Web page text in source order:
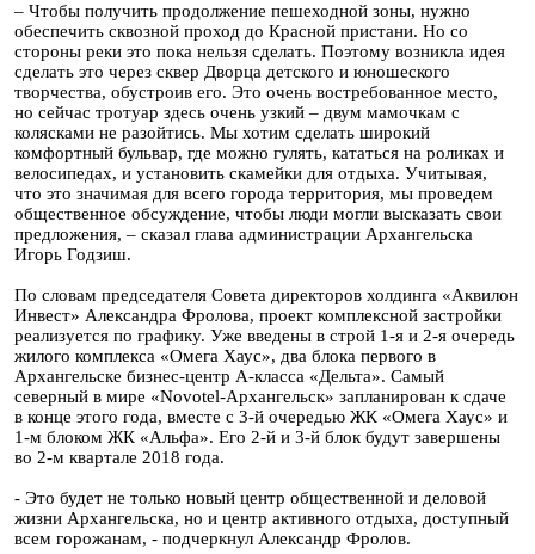
– Чтобы получить продолжение пешеходной зоны, нужно
обеспечить сквозной проход до Красной пристани. Но со
стороны реки это пока нельзя сделать. Поэтому возникла идея
сделать это через сквер Дворца детского и юношеского
творчества, обустроив его. Это очень востребованное место,
но сейчас тротуар здесь очень узкий – двум мамочкам с
колясками не разойтись. Мы хотим сделать широкий
комфортный бульвар, где можно гулять, кататься на роликах и
велосипедах, и установить скамейки для отдыха. Учитывая,
что это значимая для всего города территория, мы проведем
общественное обсуждение, чтобы люди могли высказать свои
предложения, – сказал глава администрации Архангельска
Игорь Годзиш.
По словам председателя Совета директоров холдинга «Аквилон
Инвест» Александра Фролова, проект комплексной застройки
реализуется по графику. Уже введены в строй 1-я и 2-я очередь
жилого комплекса «Омега Хаус», два блока первого в
Архангельске бизнес-центр А-класса «Дельта». Самый
северный в мире «Novotel-Архангельск» запланирован к сдаче
в конце этого года, вместе с 3-й очередью ЖК «Омега Хаус» и
1-м блоком ЖК «Альфа». Его 2-й и 3-й блок будут завершены
во 2-м квартале 2018 года.
- Это будет не только новый центр общественной и деловой
жизни Архангельска, но и центр активного отдыха, доступный
всем горожанам, - подчеркнул Александр Фролов.